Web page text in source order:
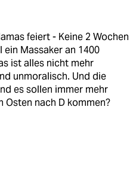
feiert - Keine 2 Wochen
ein Massaker an 1400
ist alles nicht mehr
unmoralisch. Und die
es sollen immer mehr
Osten nach D kommen?